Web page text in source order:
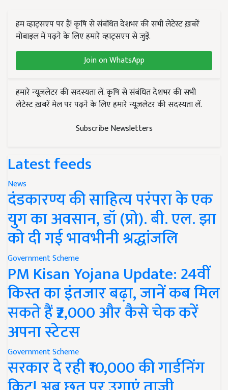
हम व्हाट्सएप पर हैं! कृषि से संबंधित देशभर की सभी लेटेस्ट ख़बरें
मोबाइल में पढ़ने के लिए हमारे व्हाट्सएप से जुड़ें.
Join on WhatsApp
हमारे न्यूज़लेटर की सदस्यता लें. कृषि से संबंधित देशभर की सभी
लेटेस्ट ख़बरें मेल पर पढ़ने के लिए हमारे न्यूज़लेटर की सदस्यता लें.
Subscribe Newsletters
Latest feeds
News
दंडकारण्य की साहित्य परंपरा के एक
युग का अवसान, डॉ (प्रो). बी. एल. झा
को दी गई भावभीनी श्रद्धांजलि
Government Scheme
PM Kisan Yojana Update: 24वीं
किस्त का इंतजार बढ़ा, जानें कब मिल
सकते हैं ₹2,000 और कैसे चेक करें
अपना स्टेटस
Government Scheme
सरकार दे रही ₹10,000 की गार्डनिंग